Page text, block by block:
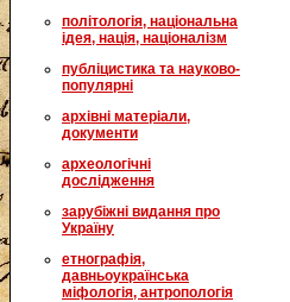
політологія, національна
ідея, нація, націоналізм
публіцистика та науково-
популярні
архівні матеріали,
документи
археологічні
дослідження
зарубіжні видання про
Україну
етнографія,
давньоукраїнська
міфологія, антропологія